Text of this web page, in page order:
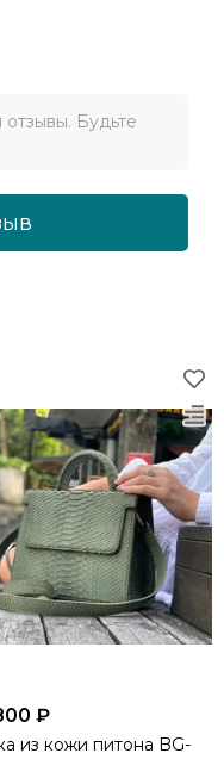
Будьте
₽
из кожи питона BG-